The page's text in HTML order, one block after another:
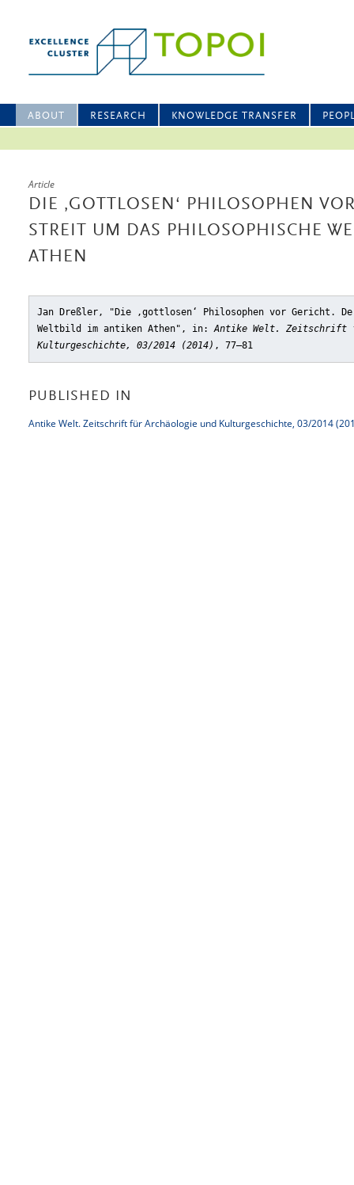
ABOUT RESEARCH KNOWLEDGE TRANSFER
Article
DIE ‚GOTTLOSEN‘ PHILOSOPHEN
STREIT UM DAS PHILOSOPHISCHE
ATHEN
Jan Dreßler, "Die ‚gottlosen‘ Philosophen vor Gericht.
Weltbild im antiken Athen" , in:Antike Welt. Zeitschrift
Kulturgeschichte, 03/2014 (2014) , 77–81
PUBLISHED IN
Antike Welt. Zeitschrift für Archäologie und Kulturgeschichte, 03/2014